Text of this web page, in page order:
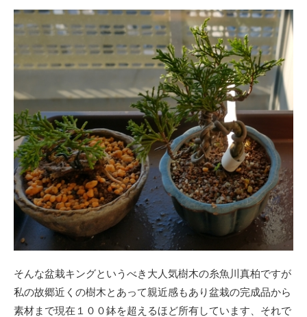
そんな盆栽キングというべき大人気樹木の糸魚川真柏ですが
私の故郷近くの樹木とあって親近感もあり盆栽の完成品から
素材まで現在１００鉢を超えるほど所有しています、それで